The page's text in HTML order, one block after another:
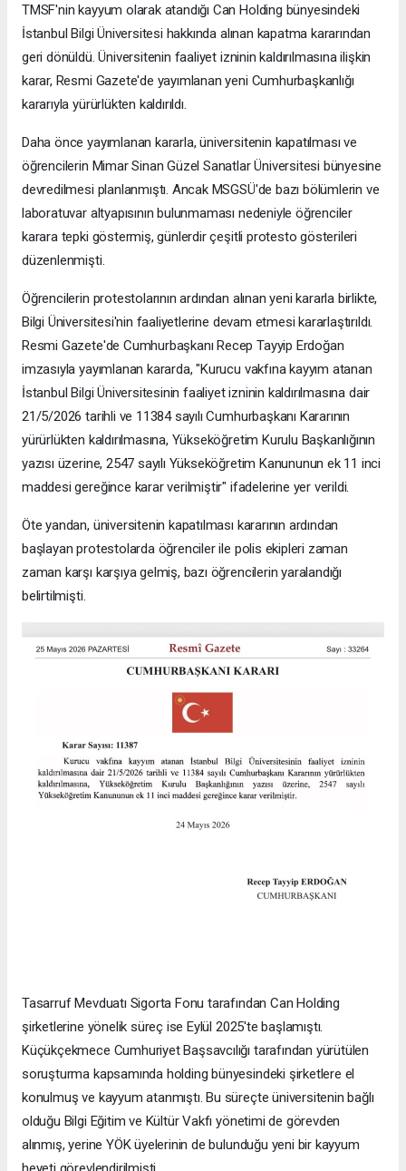
TMSF'nin kayyum olarak atandığı Can Holding bünyesindeki
İstanbul Bilgi Üniversitesi hakkında alınan kapatma kararından
geri dönüldü. Üniversitenin faaliyet izninin kaldırılmasına ilişkin
karar, Resmi Gazete'de yayımlanan yeni Cumhurbaşkanlığı
kararıyla yürürlükten kaldırıldı.
Daha önce yayımlanan kararla, üniversitenin kapatılması ve
öğrencilerin Mimar Sinan Güzel Sanatlar Üniversitesi bünyesine
devredilmesi planlanmıştı. Ancak MSGSÜ'de bazı bölümlerin ve
laboratuvar altyapısının bulunmaması nedeniyle öğrenciler
karara tepki göstermiş, günlerdir çeşitli protesto gösterileri
düzenlenmişti.
Öğrencilerin protestolarının ardından alınan yeni kararla birlikte,
Bilgi Üniversitesi'nin faaliyetlerine devam etmesi kararlaştırıldı.
Resmi Gazete'de Cumhurbaşkanı Recep Tayyip Erdoğan
imzasıyla yayımlanan kararda, "Kurucu vakfına kayyım atanan
İstanbul Bilgi Üniversitesinin faaliyet izninin kaldırılmasına dair
21/5/2026 tarihli ve 11384 sayılı Cumhurbaşkanı Kararının
yürürlükten kaldırılmasına, Yükseköğretim Kurulu Başkanlığının
yazısı üzerine, 2547 sayılı Yükseköğretim Kanununun ek 11 inci
maddesi gereğince karar verilmiştir" ifadelerine yer verildi.
Öte yandan, üniversitenin kapatılması kararının ardından
başlayan protestolarda öğrenciler ile polis ekipleri zaman
zaman karşı karşıya gelmiş, bazı öğrencilerin yaralandığı
belirtilmişti.
Tasarruf Mevduatı Sigorta Fonu tarafından Can Holding
şirketlerine yönelik süreç ise Eylül 2025'te başlamıştı.
Küçükçekmece Cumhuriyet Başsavcılığı tarafından yürütülen
soruşturma kapsamında holding bünyesindeki şirketlere el
konulmuş ve kayyum atanmıştı. Bu süreçte üniversitenin bağlı
olduğu Bilgi Eğitim ve Kültür Vakfı yönetimi de görevden
alınmış, yerine YÖK üyelerinin de bulunduğu yeni bir kayyum